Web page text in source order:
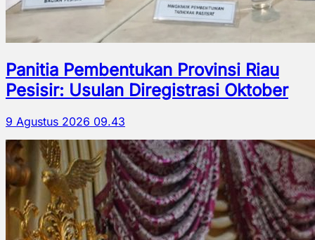
Panitia Pembentukan Provinsi Riau
Pesisir: Usulan Diregistrasi Oktober
9 Agustus 2026 09.43